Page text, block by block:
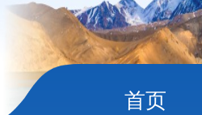
首页